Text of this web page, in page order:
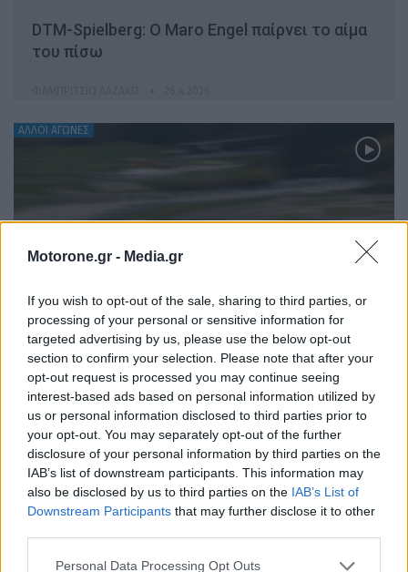
Motorone.gr - Media.gr
If you wish to opt-out of the sale, sharing to third parties, or
processing of your personal or sensitive information for
targeted advertising by us, please use the below opt-out
section to confirm your selection. Please note that after your
opt-out request is processed you may continue seeing
interest-based ads based on personal information utilized by
us or personal information disclosed to third parties prior to
your opt-out. You may separately opt-out of the further
disclosure of your personal information by third parties on the
IAB’s list of downstream participants. This information may
also be disclosed by us to third parties on the IAB’s List of
Downstream Participants that may further disclose it to other
Personal Data Processing Opt Outs
DTM-Spielberg: Ο Maro Engel παίρνει το αίμα
του πίσω
ΆΛΛΟΙ ΑΓΏΝΕΣ
DTM-Spielberg: Πρεμιέρα με νίκη για την
Porsche
ΦΑΜΠΡΊΤΣΙΟ ΛΑΖΆΚΙΣ 25.4.2026
ΠΑΛΑΙΌΤΕΡΑ ΆΡΘΡΑ